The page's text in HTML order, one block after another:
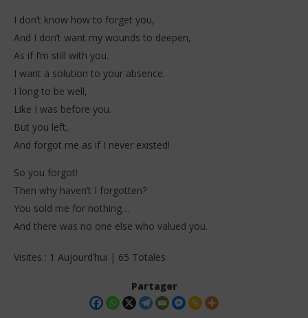
I don’t know how to forget you,
And I don’t want my wounds to deepen,
As if I’m still with you.
I want a solution to your absence.
I long to be well,
Like I was before you.
But you left,
And forgot me as if I never existed!
So you forgot!
Then why haven’t I forgotten?
You sold me for nothing…
And there was no one else who valued you.
Visites : 1 Aujourd’hui | 65 Totales
Partager